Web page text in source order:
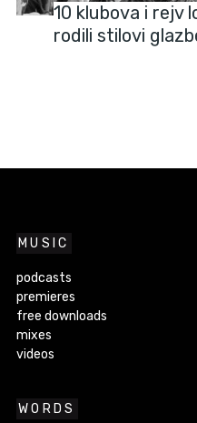
10 klubova i rejv
rodili stilovi
MUSIC
podcasts
premieres
free downloads
mixes
videos
WORDS